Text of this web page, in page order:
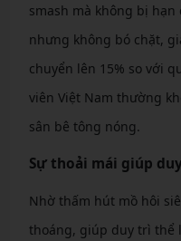
smash mà không bị hạn
nhưng không bó chặt,
chuyển lên 15% so với
viên Việt Nam thường
sân bê tông nóng.
Sự thoải mái giúp
Nhờ thấm hút mồ hôi
thoáng, giúp duy trì thể